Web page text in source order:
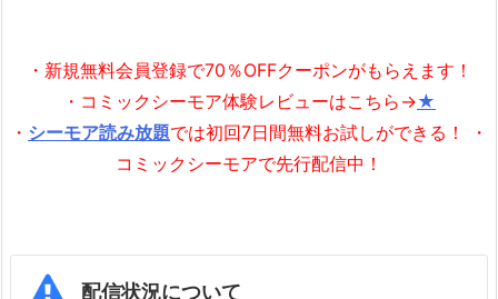
・新規無料会員登録で70％OFFクーポンがもらえます！
・コミックシーモア体験レビューはこちら→★
・ シーモア読み放題では初回7日間無料お試しができる！ ・
コミックシーモアで先行配信中！
配信状況について